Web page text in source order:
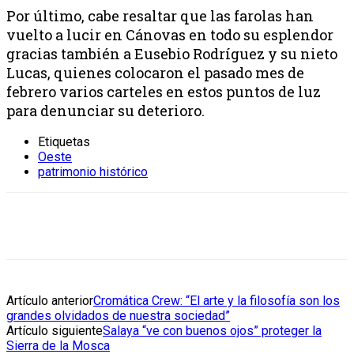
Por último, cabe resaltar que las farolas han
vuelto a lucir en Cánovas en todo su esplendor
gracias también a Eusebio Rodríguez y su nieto
Lucas, quienes colocaron el pasado mes de
febrero varios carteles en estos puntos de luz
para denunciar su deterioro.
Etiquetas
Oeste
patrimonio histórico
Artículo anteriorCromática Crew: “El arte y la filosofía son los
grandes olvidados de nuestra sociedad”
Artículo siguienteSalaya “ve con buenos ojos” proteger la
Sierra de la Mosca